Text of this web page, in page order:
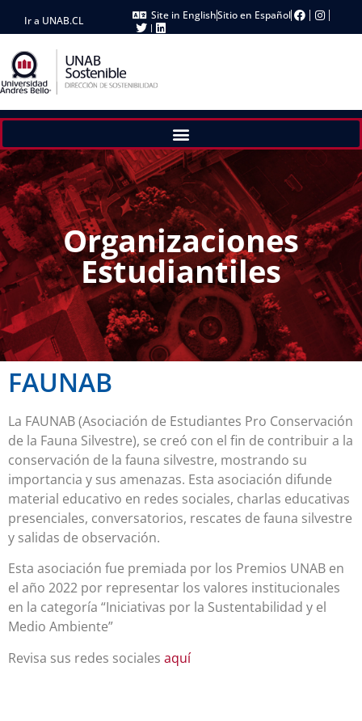
Ir a UNAB.CL Site in EnglishSitio en Español
Organizaciones
Estudiantiles
FAUNAB
La FAUNAB (Asociación de Estudiantes Pro Conservación
de la Fauna Silvestre), se creó con el fin de contribuir a la
conservación de la fauna silvestre, mostrando su
importancia y sus amenazas. Esta asociación difunde
material educativo en redes sociales, charlas educativas
presenciales, conversatorios, rescates de fauna silvestre
y salidas de observación.
Esta asociación fue premiada por los Premios UNAB en
el año 2022 por representar los valores institucionales
en la categoría “Iniciativas por la Sustentabilidad y el
Medio Ambiente”
Revisa sus redes sociales aquí